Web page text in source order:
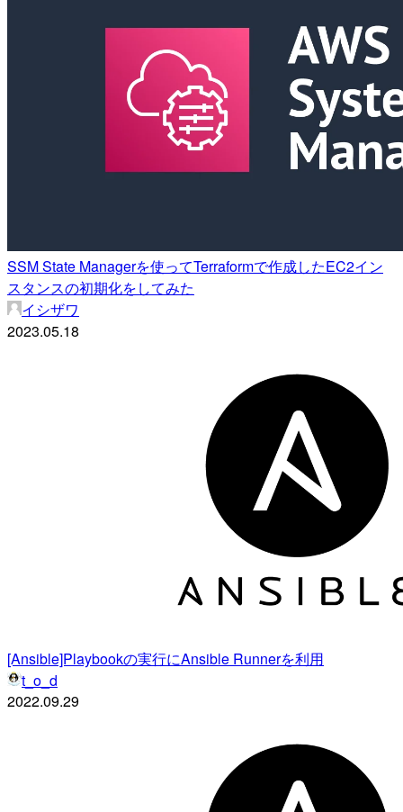
SSM State Managerを使ってTerraformで作成したEC2イン
スタンスの初期化をしてみた
イシザワ
2023.05.18
[Ansible]Playbookの実行にAnsible Runnerを利用
t_o_d
2022.09.29